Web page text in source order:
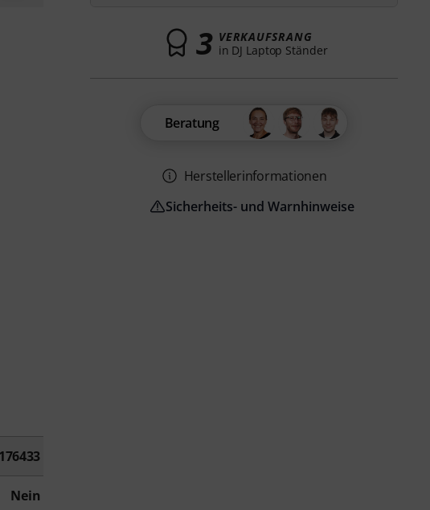
176433
Nein
3 VERKAUFSRANG
in DJ Laptop Ständer
Beratung
Herstellerinformationen
Sicherheits- und Warnhinweise